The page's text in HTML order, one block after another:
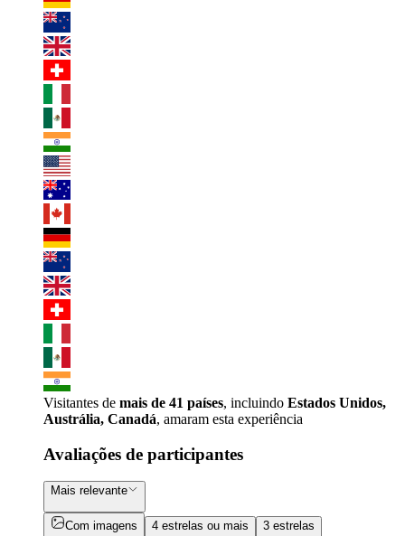
Visitantes de mais de 41 países, incluindo Estados Unidos,
Austrália, Canadá, amaram esta experiência
Avaliações de participantes
Mais relevante
Com imagens 4 estrelas ou mais 3 estrelas